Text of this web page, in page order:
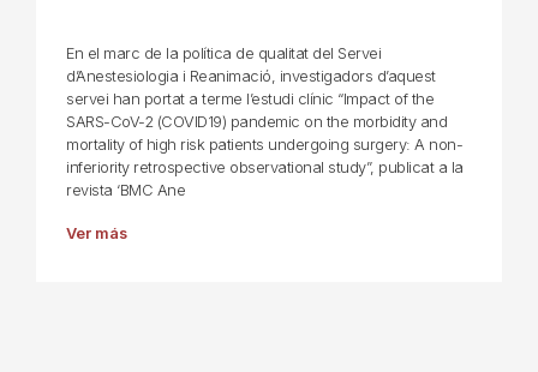
En el marc de la política de qualitat del Servei
d’Anestesiologia i Reanimació, investigadors d’aquest
servei han portat a terme l’estudi clínic “Impact of the
SARS-CoV-2 (COVID19) pandemic on the morbidity and
mortality of high risk patients undergoing surgery: A non-
inferiority retrospective observational study”, publicat a la
revista ‘BMC Ane
Ver más